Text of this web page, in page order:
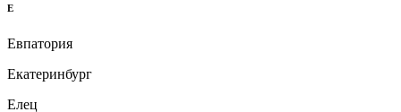
Е
Евпатория
Екатеринбург
Елец